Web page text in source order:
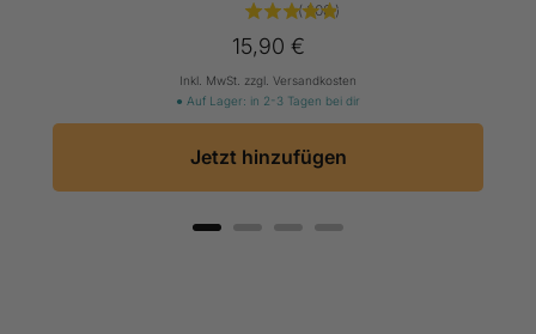
( 208 )
Price
15,90 €
Inkl. MwSt. zzgl. Versandkosten
● Auf Lager: in 2-3 Tagen bei dir
Jetzt hinzufügen